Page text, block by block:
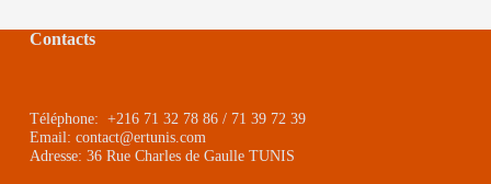
Contacts
Téléphone: +216 71 32 78 86 / 71 39 72 39
Email: contact@ertunis.com
Adresse: 36 Rue Charles de Gaulle TUNIS